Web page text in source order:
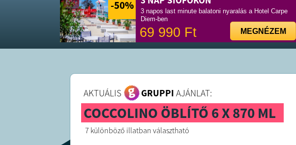
-50%
3 napos last minute balatoni nyaralás a Hotel Carpe
Diem-ben
69 990 Ft MEGNÉZEM
AKTUÁLIS GRUPPI AJÁNLAT:
COCCOLINO ÖBLÍTŐ 6 X 870 ML
7 különböző illatban választható